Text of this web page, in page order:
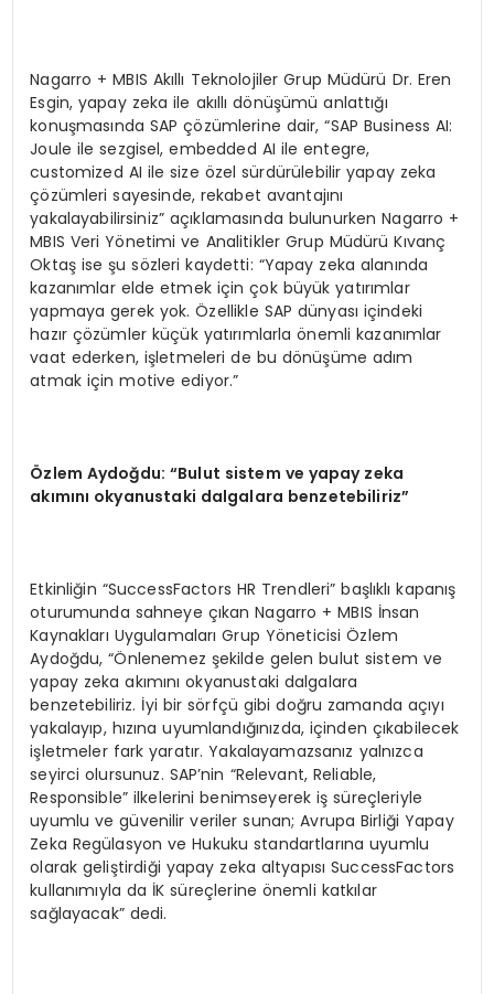
Nagarro + MBIS Akıllı Teknolojiler Grup Müdürü Dr. Eren
Esgin, yapay zeka ile akıllı dönüşümü anlattığı
konuşmasında SAP çözümlerine dair, “SAP Business AI:
Joule ile sezgisel, embedded AI ile entegre,
customized AI ile size özel sürdürülebilir yapay zeka
çözümleri sayesinde, rekabet avantajını
yakalayabilirsiniz” açıklamasında bulunurken Nagarro +
MBIS Veri Yönetimi ve Analitikler Grup Müdürü Kıvanç
Oktaş ise şu sözleri kaydetti: “Yapay zeka alanında
kazanımlar elde etmek için çok büyük yatırımlar
yapmaya gerek yok. Özellikle SAP dünyası içindeki
hazır çözümler küçük yatırımlarla önemli kazanımlar
vaat ederken, işletmeleri de bu dönüşüme adım
atmak için motive ediyor.”
Özlem Aydoğdu: “Bulut sistem ve yapay zeka
akımını okyanustaki dalgalara benzetebiliriz”
Etkinliğin “SuccessFactors HR Trendleri” başlıklı kapanış
oturumunda sahneye çıkan Nagarro + MBIS İnsan
Kaynakları Uygulamaları Grup Yöneticisi Özlem
Aydoğdu, “Önlenemez şekilde gelen bulut sistem ve
yapay zeka akımını okyanustaki dalgalara
benzetebiliriz. İyi bir sörfçü gibi doğru zamanda açıyı
yakalayıp, hızına uyumlandığınızda, içinden çıkabilecek
işletmeler fark yaratır. Yakalayamazsanız yalnızca
seyirci olursunuz. SAP’nin “Relevant, Reliable,
Responsible” ilkelerini benimseyerek iş süreçleriyle
uyumlu ve güvenilir veriler sunan; Avrupa Birliği Yapay
Zeka Regülasyon ve Hukuku standartlarına uyumlu
olarak geliştirdiği yapay zeka altyapısı SuccessFactors
kullanımıyla da İK süreçlerine önemli katkılar
sağlayacak” dedi.